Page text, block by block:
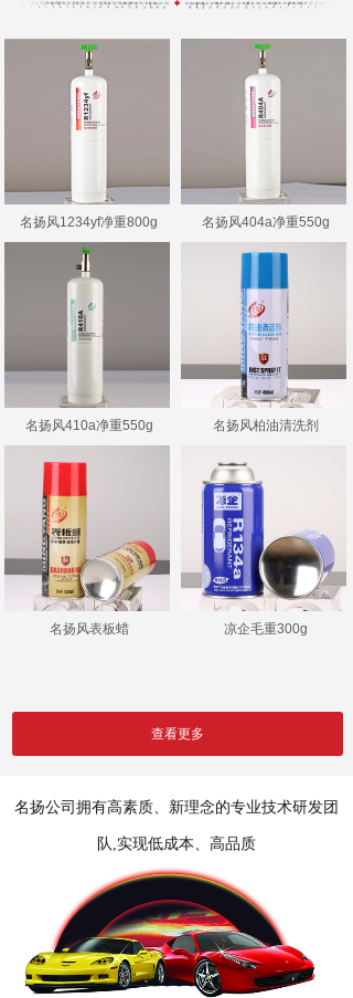
名扬风1234yf净重800g 名扬风404a净重550g
名扬风410a净重550g 名扬风柏油清洗剂
名扬风表板蜡 凉企毛重300g
查看更多
名扬公司拥有高素质、新理念的专业技术研发团
队,实现低成本、高品质